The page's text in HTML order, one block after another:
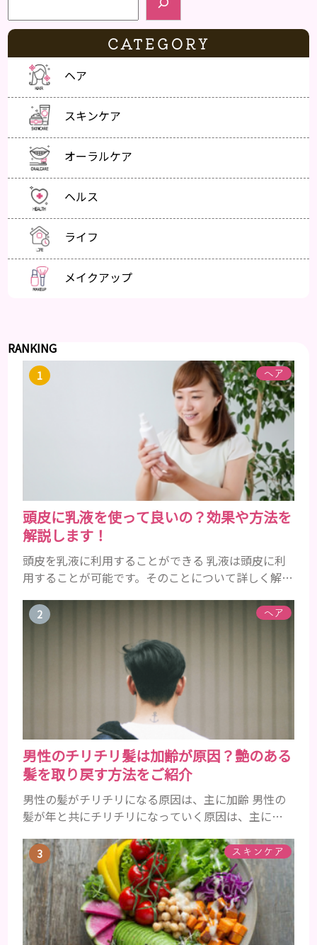
CATEGORY
ヘア
スキンケア
オーラルケア
ヘルス
ライフ
メイクアップ
RANKING
ヘア
頭皮に乳液を使って良いの？効果や方法を
解説します！
頭皮を乳液に利用することができる 乳液は頭皮に利
用することが可能です。そのことについて詳しく解説
まれた化粧品 乳液とは水分と油分がバランスよく配
合されている化粧品のことです。 化粧水はその成分
のほとんどが水分ですが、乳液には油分が含まれて
いる点が違いといえます。 また、乳液との違いが曖
昧なものとしてローションがあり、ローションにも油
分が豊富に含まれて...
ヘア
男性のチリチリ髪は加齢が原因？艶のある
髪を取り戻す方法をご紹介
男性の髪がチリチリになる原因は、主に加齢 男性の
髪が年と共にチリチリになっていく原因は、主に加
にツヤがあった男性も、いつのまにか髪がチリチリ
でペタンとするようになったと感じる人もいるでし
ょう。特に大人の男性としての魅力が出てくる40代
以降の男性に悩んでいる人が多い傾向があります。
髪が生え変わるサイクルは、年齢と共に乱れていき
ます。髪が太くならないま...
スキンケア